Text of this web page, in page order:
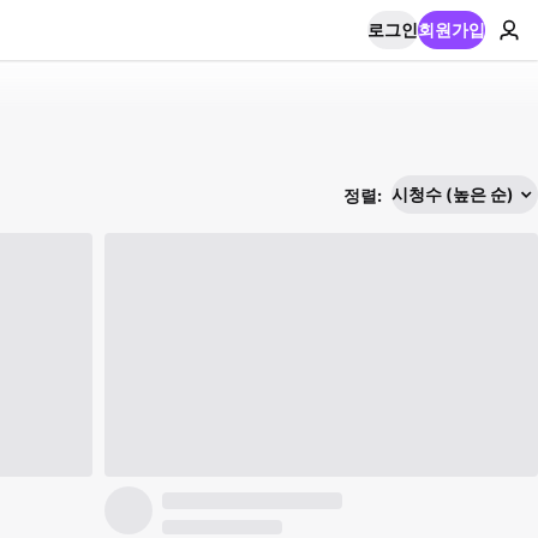
로그인회원가입
정렬: 시청수 (높은 순)